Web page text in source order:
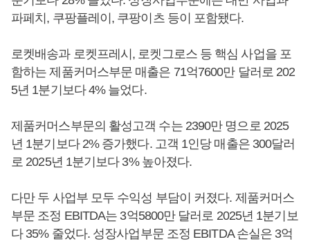
파페치, 쿠팡플레이, 쿠팡이츠 등이 포함됐다.
로켓배송과 로켓프레시, 로켓그로스 등 핵심 사업을 포
함하는 제품커머스부문 매출은 71억7600만 달러로 202
5년 1분기보다 4% 늘었다.
제품커머스부문의 활성고객 수는 2390만 명으로 2025
년 1분기보다 2% 증가했다. 고객 1인당 매출은 300달러
로 2025년 1분기보다 3% 높아졌다.
다만 두 사업부 모두 수익성 부담이 커졌다. 제품커머스
부문 조정 EBITDA는 3억5800만 달러로 2025년 1분기보
다 35% 줄었다. 성장사업부문 조정 EBITDA 손실은 3억